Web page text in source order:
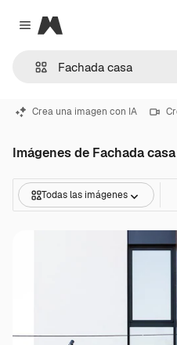
Close menu
Magnific
Crea una imagen con IA
Imágenes de Fachada casa
Todas las imágenes